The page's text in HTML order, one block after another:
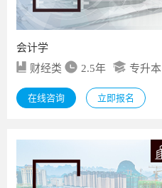
会计学
财经类
2.5年 专升本
在线咨询 立即报名